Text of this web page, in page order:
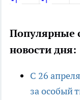
Популярные
новости дня:
С 26
за особый